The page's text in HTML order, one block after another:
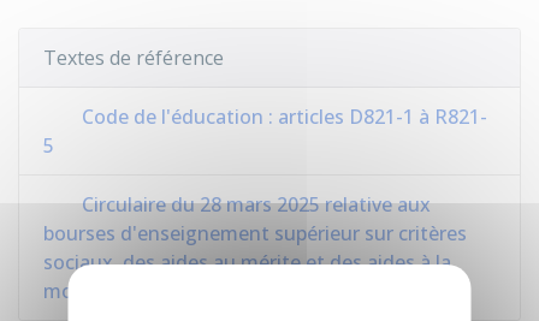
Textes de référence
Code de l'éducation : articles D821-1 à R821-
5
Circulaire du 28 mars 2025 relative aux
bourses d'enseignement supérieur sur critères
sociaux, des aides au mérite et des aides à la
mobilité internationale pour 2025-2026